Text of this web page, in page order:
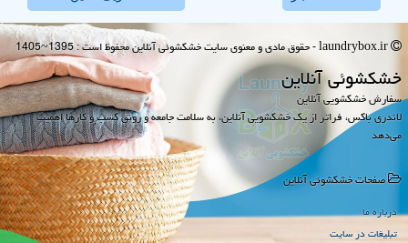
خشكشوئی آنلاین
سفارش خشکشویی آنلاین
لاندری باکس، فراتر از یک خشکشویی آنلاین، به سلامت جامعه و رونق کسب و کارها اهمیت
می‌دهد
صفحات خشكشوئی آنلاین
درباره ما
تبلیغات در سایت